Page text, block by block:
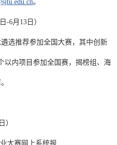
。
-6月13日）
选推荐参加全国大赛，其中创新
以内项目参加全国赛，揭榜组、海
）
大赛网上系统报